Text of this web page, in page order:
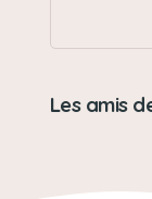
protectrice,
amour
Les amis